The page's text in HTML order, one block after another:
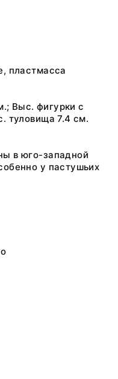
пластмасса
Выс. фигурки с
туловища 7.4 см.
в юго-западной
у пастушьих